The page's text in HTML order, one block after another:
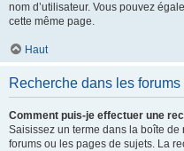
nom d’utilisateur. Vous pouvez
cette même page.
Haut
Recherche dans les forums
Comment puis-je effectuer une
Saisissez un terme dans la boîte
forums ou les pages de sujets. La